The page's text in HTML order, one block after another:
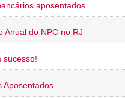
aposentados
Anual do NPC no RJ
sucesso!
Aposentados